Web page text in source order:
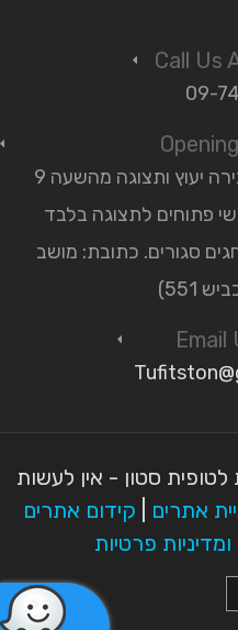
09-
בימים ב׳ ג׳ ד׳ ה׳ פתוחים למכירה יעוץ ותצוגה מהשעה 9
ושישי פתוחים לתצוגה בלבד
13:00 שבת וחגים סגורים. כתובת: מושב
551)
לטופית סטון - אין לעשות
אתרים
קידום אתרים
פרטיות